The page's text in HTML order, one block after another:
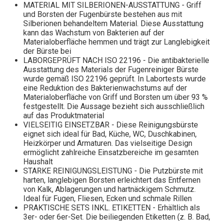
MATERIAL MIT SILBERIONEN-AUSSTATTUNG - Griff
und Borsten der Fugenbürste bestehen aus mit
Silberionen behandeltem Material. Diese Ausstattung
kann das Wachstum von Bakterien auf der
Materialoberfläche hemmen und trägt zur Langlebigkeit
der Bürste bei
LABORGEPRÜFT NACH ISO 22196 - Die antibakterielle
Ausstattung des Materials der Fugenreiniger Bürste
wurde gemäß ISO 22196 geprüft. In Labortests wurde
eine Reduktion des Bakterienwachstums auf der
Materialoberfläche von Griff und Borsten um über 93 %
festgestellt. Die Aussage bezieht sich ausschließlich
auf das Produktmaterial
VIELSEITIG EINSETZBAR - Diese Reinigungsbürste
eignet sich ideal für Bad, Küche, WC, Duschkabinen,
Heizkörper und Armaturen. Das vielseitige Design
ermöglicht zahlreiche Einsatzbereiche im gesamten
Haushalt
STARKE REINIGUNGSLEISTUNG - Die Putzbürste mit
harten, langlebigen Borsten erleichtert das Entfernen
von Kalk, Ablagerungen und hartnäckigem Schmutz.
Ideal für Fugen, Fliesen, Ecken und schmale Rillen
PRAKTISCHE SETS INKL. ETIKETTEN - Erhältlich als
3er- oder 6er-Set. Die beiliegenden Etiketten (z. B. Bad,